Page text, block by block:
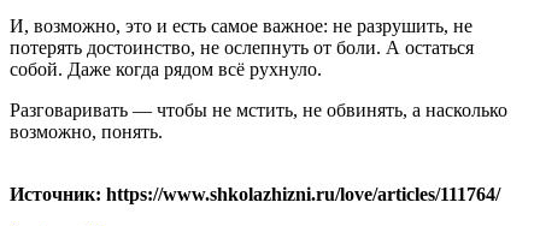
И, возможно, это и есть самое важное: не разрушить, не
потерять достоинство, не ослепнуть от боли. А остаться
собой. Даже когда рядом всё рухнуло.
Разговаривать — чтобы не мстить, не обвинять, а насколько
возможно, понять.
Источник: https://www.shkolazhizni.ru/love/articles/111764/